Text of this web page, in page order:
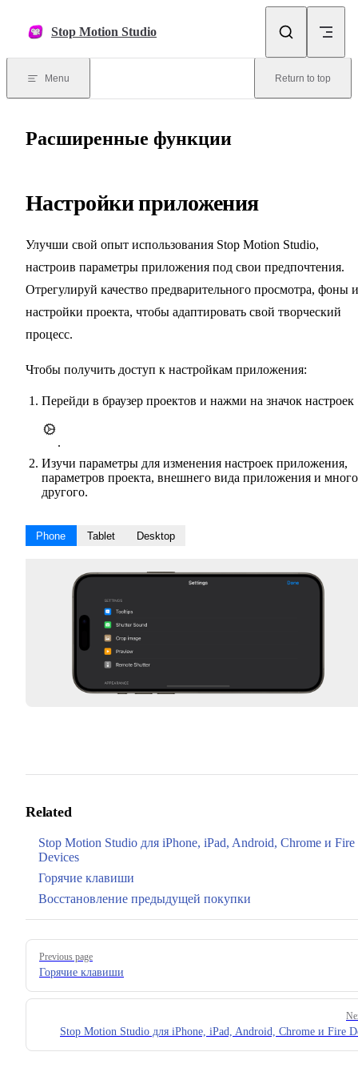
Stop Motion Studio
Menu Return to top
Расширенные функции
Настройки приложения
Улучши свой опыт использования Stop Motion Studio,
настроив параметры приложения под свои предпочтения.
Отрегулируй качество предварительного просмотра, фоны и
настройки проекта, чтобы адаптировать свой творческий
процесс.
Чтобы получить доступ к настройкам приложения:
Перейди в браузер проектов и нажми на значок настроек
.
Изучи параметры для изменения настроек приложения,
параметров проекта, внешнего вида приложения и
другого.
Phone Tablet Desktop
Related
Stop Motion Studio для iPhone, iPad, Android, Chrome и Fire
Devices
Горячие клавиши
Восстановление предыдущей покупки
Pager
Previous page
Горячие клавиши
Stop Motion Studio для iPhone, iPad, Android, Chrome и Fire